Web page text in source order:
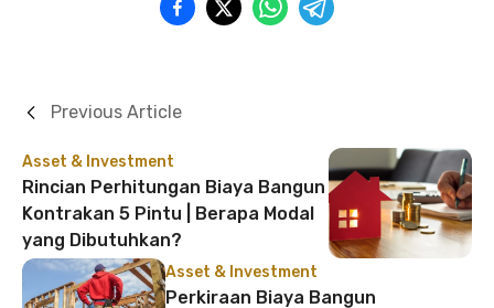
Asset & Investment
Rincian Perhitungan Biaya Bangun
Kontrakan 5 Pintu | Berapa Modal
yang Dibutuhkan?
Previous Article
Asset & Investment
Perkiraan Biaya Bangun